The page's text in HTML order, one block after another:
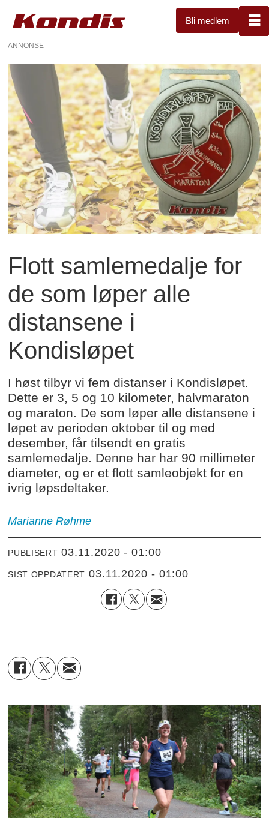
Bli medlem
ANNONSE
Flott samlemedalje for
de som løper alle
distansene i
Kondisløpet
I høst tilbyr vi fem distanser i Kondisløpet.
Dette er 3, 5 og 10 kilometer, halvmaraton
og maraton. De som løper alle distansene i
løpet av perioden oktober til og med
desember, får tilsendt en gratis
samlemedalje. Denne har har 90 millimeter
diameter, og er et flott samleobjekt for en
ivrig løpsdeltaker.
Marianne Røhme
PUBLISERT 03.11.2020 - 01:00
SIST OPPDATERT 03.11.2020 - 01:00